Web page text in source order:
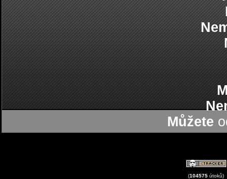
Můžete
(104575 útoků)